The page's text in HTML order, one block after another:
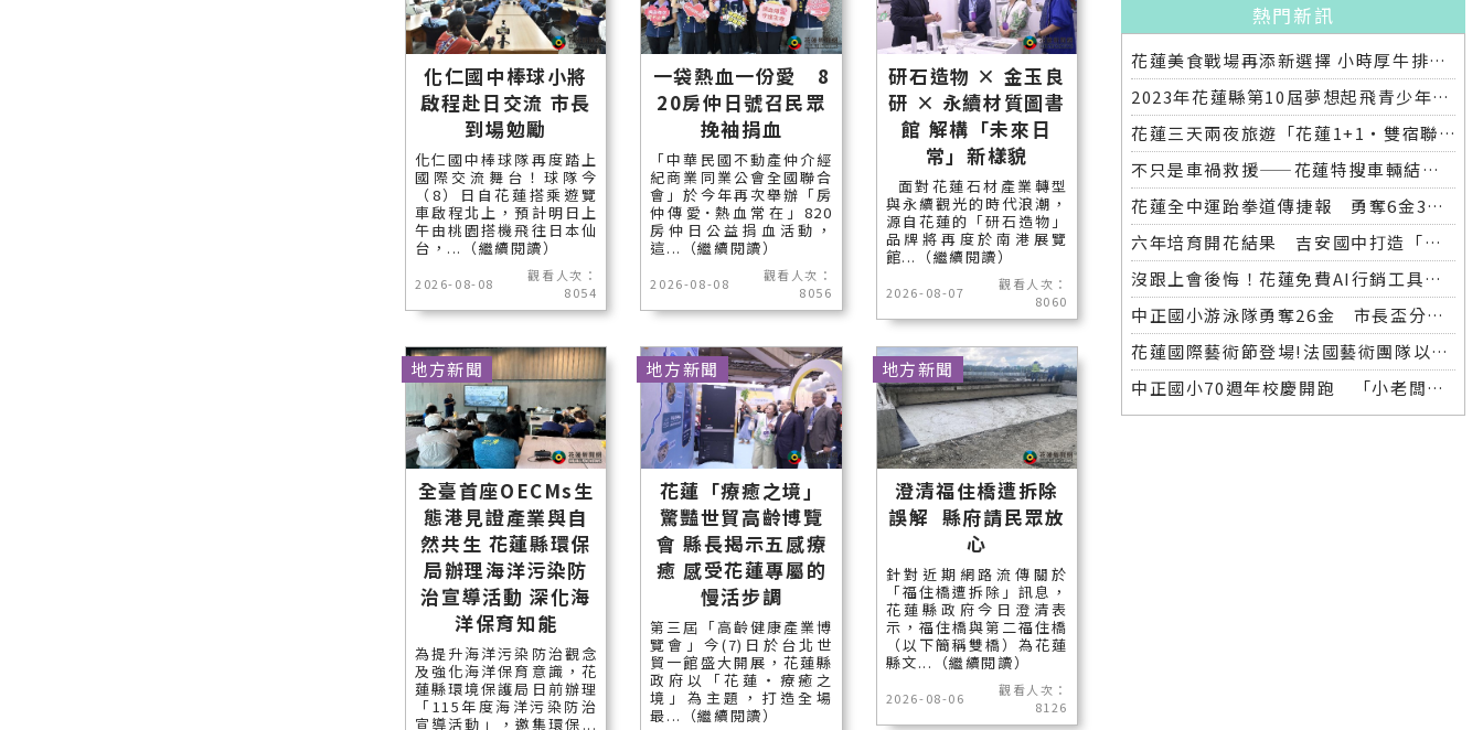
化仁國中棒球小將
啟程赴日交流 市長
到場勉勵
化仁國中棒球隊再度踏上
國際交流舞台！球隊今
（8）日自花蓮搭乘遊覽
車啟程北上，預計明日上
午由桃園搭機飛往日本仙
台，...（繼續閱讀）
2026-08-08
觀看人次：
8054
一袋熱血一份愛 8
20房仲日號召民眾
挽袖捐血
「中華民國不動產仲介經
紀商業同業公會全國聯合
會」於今年再次舉辦「房
仲傳愛˙熱血常在」820
房仲日公益捐血活動，
這...（繼續閱讀）
2026-08-08
觀看人次：
8056
研石造物 × 金玉良
研 × 永續材質圖書
館 解構「未來日
常」新樣貌
面對花蓮石材產業轉型
與永續觀光的時代浪潮，
源自花蓮的「研石造物」
品牌將再度於南港展覽
館...（繼續閱讀）
2026-08-07
觀看人次：
8060
全臺首座OECMs生
態港見證產業與自
然共生 花蓮縣環保
局辦理海洋污染防
治宣導活動 深化海
洋保育知能
為提升海洋污染防治觀念
及強化海洋保育意識，花
蓮縣環境保護局日前辦理
「115年度海洋污染防治
宣導活動」，邀集環保...
地方新聞
花蓮「療癒之境」
驚豔世貿高齡博覽
會 縣長揭示五感療
癒 感受花蓮專屬的
慢活步調
第三屆「高齡健康產業博
覽會」今(7)日於台北世
貿一館盛大開展，花蓮縣
政府以「花蓮‧療癒之
境」為主題，打造全場
最...（繼續閱讀）
地方新聞
澄清福住橋遭拆除
誤解 縣府請民眾放
心
針對近期網路流傳關於
「福住橋遭拆除」訊息，
花蓮縣政府今日澄清表
示，福住橋與第二福住橋
（以下簡稱雙橋）為花蓮
縣文...（繼續閱讀）
2026-08-06
觀看人次：
8126
地方新聞
熱門新訊
花蓮美食戰場再添新選擇 小時厚牛排花蓮店明開幕
2023年花蓮縣第10屆夢想起飛青少年發明展 自強國中拿下第一名與第二名
花蓮三天兩夜旅遊「花蓮1+1‧雙宿聯名住房專案」好評加碼 即日起延長至2025年底
不只是車禍救援——花蓮特搜車輛結合繩索救援訓練
花蓮全中運跆拳道傳捷報 勇奪6金3銀 各校表現亮眼
六年培育開花結果 吉安國中打造「微笑美男」全中運金牌
沒跟上會後悔！花蓮免費AI行銷工具開放體驗，花蓮20+商家已完成第一波登記！
中正國小游泳隊勇奪26金 市長盃分齡游泳錦標賽再創佳績
花蓮國際藝術節登場!法國藝術團隊以巨型木偶掀起夜間藝術盛宴
中正國小70週年校慶開跑 「小老闆大市集」實踐學習傳遞愛